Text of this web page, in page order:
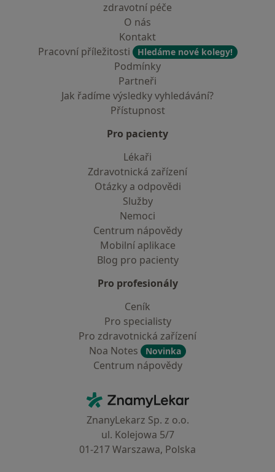
zdravotní péče
O nás
Kontakt
Pracovní příležitosti
Hledáme nové kolegy!
Podmínky
Partneři
Jak řadíme výsledky vyhledávání?
Přístupnost
Pro pacienty
Lékaři
Zdravotnická zařízení
Otázky a odpovědi
Služby
Nemoci
Centrum nápovědy
Mobilní aplikace
Blog pro pacienty
Pro profesionály
Ceník
Pro specialisty
Pro zdravotnická zařízení
Noa Notes
Novinka
Centrum nápovědy
ZnamyLekar - Hlavní stránka
ZnanyLekarz Sp. z o.o.
ul. Kolejowa 5/7
01-217 Warszawa, Polska